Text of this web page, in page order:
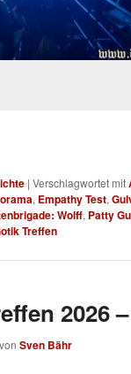
| Verschlagwortet mit
, Empathy Test,
Wolff, Patty
Treffen
2026
von Sven Bähr